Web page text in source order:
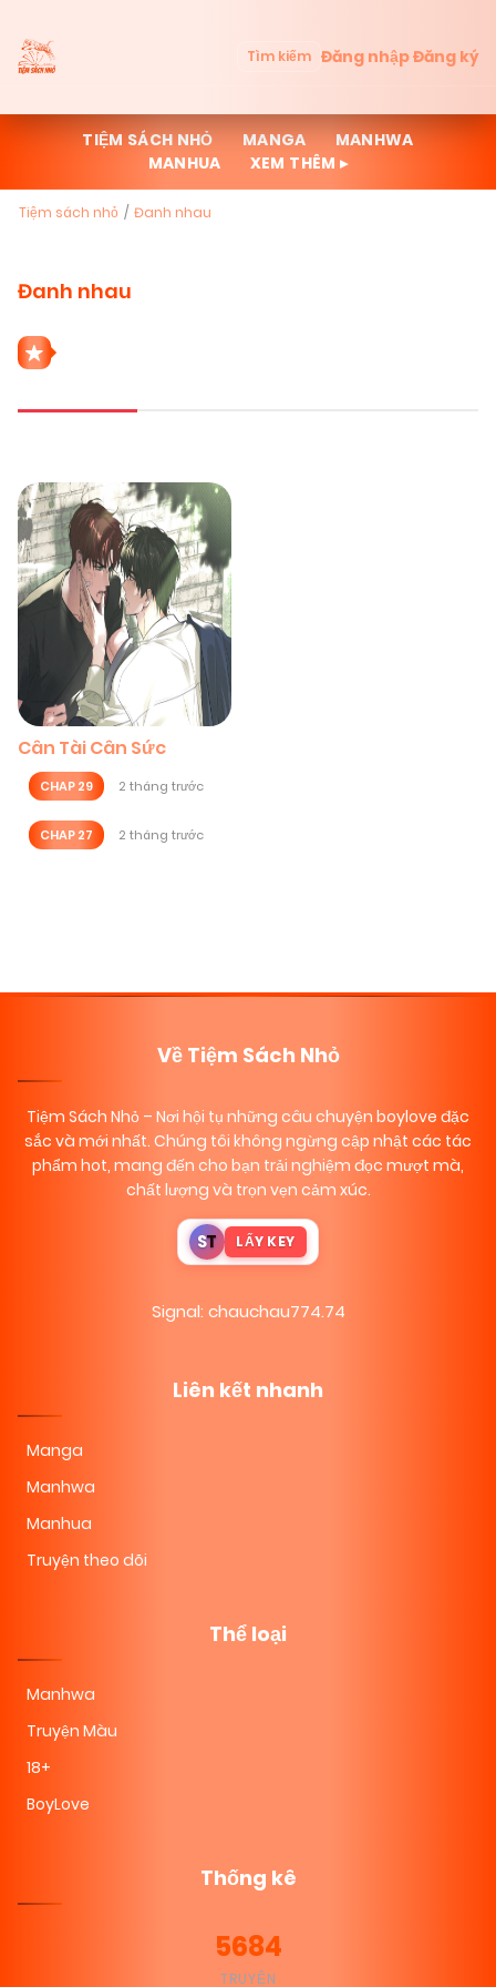
Tìm kiếm Đăng nhậpĐăng ký
TIỆM SÁCH NHỎ MANGA
MANHWA
MANHUA
XEM THÊM ▸
Tiệm sách nhỏ Đanh nhau
Đanh nhau
Cân Tài Cân Sức
CHAP 29 2 tháng trước
CHAP 27 2 tháng trước
Về Tiệm Sách Nhỏ
Tiệm Sách Nhỏ – Nơi hội tụ những câu chuyện boylove đặc
sắc và mới nhất. Chúng tôi không ngừng cập nhật các tác
phẩm hot, mang đến cho bạn trải nghiệm đọc mượt mà,
chất lượng và trọn vẹn cảm xúc.
ST LẤY KEY
Signal: chauchau774.74
Liên kết nhanh
Manga
Manhwa
Manhua
Truyện theo dõi
Thể loại
Manhwa
Truyện Màu
18+
BoyLove
Thống kê
5684
TRUYỆN